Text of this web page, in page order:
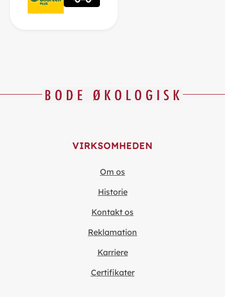
VIRKSOMHEDEN
Om os
Historie
Kontakt os
Reklamation
Karriere
Certifikater